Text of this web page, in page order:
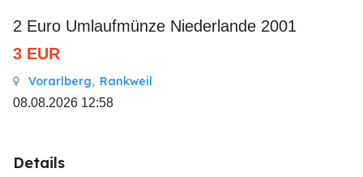
2 Euro Umlaufmünze Niederlande 2001
3 EUR
Vorarlberg, Rankweil
08.08.2026 12:58
Details